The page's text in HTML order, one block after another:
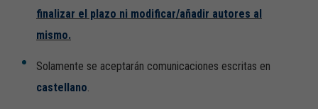
finalizar el plazo ni modificar/añadir autores al
mismo.
Solamente se aceptarán comunicaciones escritas en
castellano.